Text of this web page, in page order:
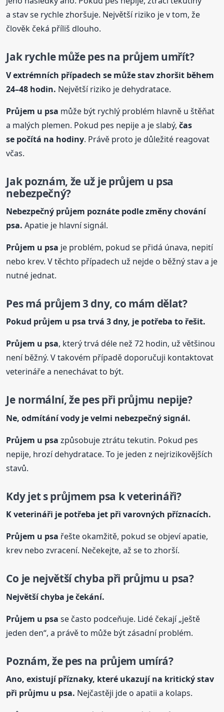
a stav se rychle zhoršuje. Největší riziko je v tom, že
člověk čeká příliš dlouho.
Jak rychle může pes na průjem umřít?
V extrémních případech se může stav zhoršit během
24–48 hodin. Největší riziko je dehydratace.
Průjem u psa může být rychlý problém hlavně u štěňat
a malých plemen. Pokud pes nepije a je slabý,čas
se počítá na hodiny. Právě proto je důležité reagovat
včas.
Jak poznám, že už je průjem u psa
nebezpečný?
Nebezpečný průjem poznáte podle změny chování
psa. Apatie je hlavní signál.
Průjem u psa je problém, pokud se přidá únava, nepití
nebo krev. V těchto případech už nejde o běžný stav a je
nutné jednat.
Pes má průjem 3 dny, co mám dělat?
Pokud průjem u psa trvá 3 dny, je potřeba to řešit.
Průjem u psa, který trvá déle než 72 hodin, už většinou
není běžný. V takovém případě doporučuji kontaktovat
veterináře a nenechávat to být.
Je normální, že pes při průjmu nepije?
Ne, odmítání vody je velmi nebezpečný signál.
Průjem u psa způsobuje ztrátu tekutin. Pokud pes
nepije, hrozí dehydratace. To je jeden z nejrizikovějších
stavů.
Kdy jet s průjmem psa k veterináři?
K veterináři je potřeba jet při varovných příznacích.
Průjem u psa řešte okamžitě, pokud se objeví apatie,
krev nebo zvracení. Nečekejte, až se to zhorší.
Co je největší chyba při průjmu u psa?
Největší chyba je čekání.
Průjem u psa se často podceňuje. Lidé čekají „ještě
jeden den“, a právě to může být zásadní problém.
Poznám, že pes na průjem umírá?
Ano, existují příznaky, které ukazují na kritický stav
při průjmu u psa. Nejčastěji jde o apatii a kolaps.